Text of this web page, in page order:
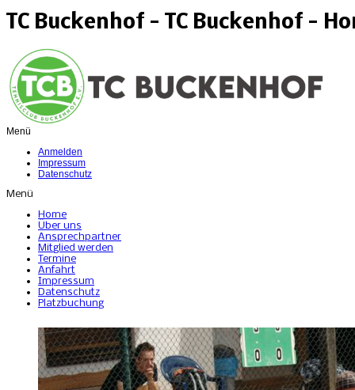
TC Buckenhof - TC Buckenhof -
Menü
Anmelden
Impressum
Datenschutz
Menü
Home
Über uns
Ansprechpartner
Mitglied werden
Termine
Anfahrt
Impressum
Datenschutz
Platzbuchung